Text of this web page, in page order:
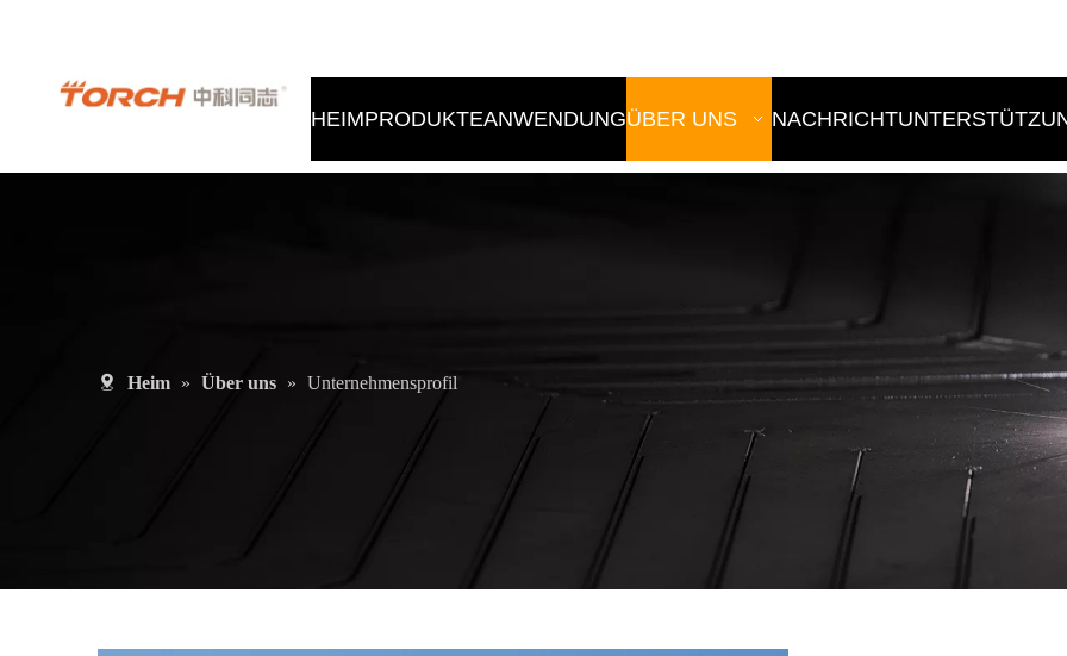
HEIMPRODUKTEANWENDUNGÜBER UNS NACHRICHT
Heim » Über uns » Unternehmensprofil